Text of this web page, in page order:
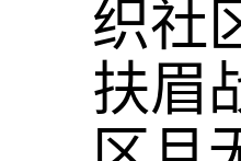
织社
扶眉